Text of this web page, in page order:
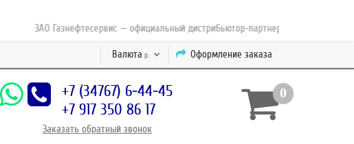
ЗАО Газнефтесервис — официальный дистрибьютор-партнер концерна ESAB с
Оформление заказа
Валюта р.
+7 (34767) 6-44-45
+7 917 350 86 17
Заказать обратный звонок
0